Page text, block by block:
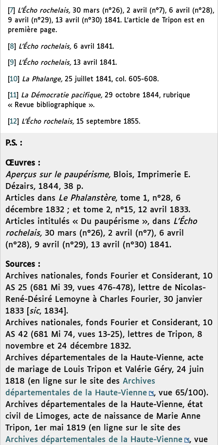
7 L’Écho rochelais, 30 mars (n°26), 2 avril (n°7), 6 avril (n°28),
9 avril (n°29), 13 avril (n°30) 1841. L’article de Tripon est en
première page.
[8] L’Écho rochelais, 6 avril 1841.
9 L’Écho rochelais, 13 avril 1841.
[10] La Phalange, 25 juillet 1841, col. 605-608.
11 La Démocratie pacifique, 29 octobre 1844, rubrique
« Revue bibliographique ».
[12] L’Écho rochelais, 15 septembre 1855.
P.S. :
Œuvres :
Aperçus sur le paupérisme, Blois, Imprimerie E.
Dézairs, 1844, 38 p.
Articles dans Le Phalanstère, tome 1, n°28, 6
décembre 1832 ; et tome 2, n°15, 12 avril 1833.
Articles intitulés « Du paupérisme », dans L’Écho
rochelais, 30 mars (n°26), 2 avril (n°7), 6 avril
(n°28), 9 avril (n°29), 13 avril (n°30) 1841.
Sources :
Archives nationales, fonds Fourier et Considerant, 10
AS 25 (681 Mi 39, vues 476-478), lettre de Nicolas-
René-Désiré Lemoyne à Charles Fourier, 30 janvier
1833 [ sic, 1834].
Archives nationales, fonds Fourier et Considerant, 10
AS 42 (681 Mi 74, vues 13-25), lettres de Tripon, 8
novembre et 24 décembre 1832.
Archives départementales de la Haute-Vienne, acte
de mariage de Louis Tripon et Valérie Géry, 24 juin
1818 (en ligne sur le site des Archives
départementales de la Haute-Vienne
, vue 65/100).
Archives départementales de la Haute-Vienne, état
civil de Limoges, acte de naissance de Marie Anne
Tripon, 1er mai 1819 (en ligne sur le site des
Archives départementales de la Haute-Vienne
, vue